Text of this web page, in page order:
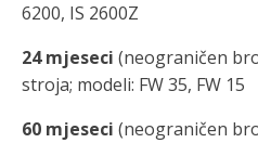
6200, IS 2600Z
24 mjeseci (neograničen
stroja; modeli: FW 35, FW 15
60 mjeseci (neograničen